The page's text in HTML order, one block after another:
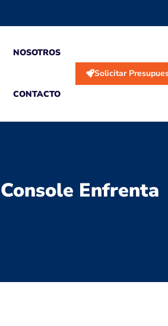
NOSOTROS
CONTACTO
Solicitar
Enfrenta